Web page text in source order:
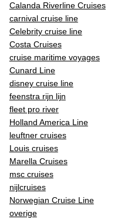
Calanda Riverline Cruises
carnival cruise line
Celebrity cruise line
Costa Cruises
cruise maritime voyages
Cunard Line
disney cruise line
feenstra rijn lijn
fleet pro river
Holland America Line
leuftner cruises
Louis cruises
Marella Cruises
msc cruises
nijlcruises
Norwegian Cruise Line
overige